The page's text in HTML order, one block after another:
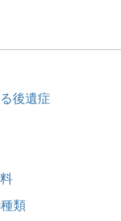
後遺症
類